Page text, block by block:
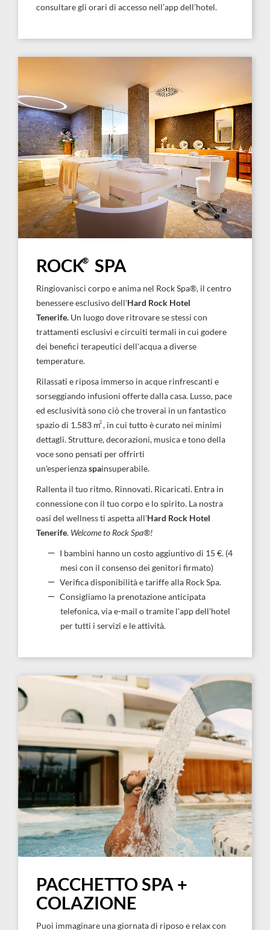
consultare gli orari di accesso nell’app dell’hotel.
ROCK® SPA
Ringiovanisci corpo e anima nel Rock Spa®, il centro
benessere esclusivo dell'Hard Rock Hotel
Tenerife. Un luogo dove ritrovare se stessi con
trattamenti esclusivi e circuiti termali in cui godere
dei benefici terapeutici dell'acqua a diverse
temperature.
Rilassati e riposa immerso in acque rinfrescanti e
sorseggiando infusioni offerte dalla casa. Lusso, pace
ed esclusività sono ciò che troverai in un fantastico
spazio di 1.583 m2 , in cui tutto è curato nei minimi
dettagli. Strutture, decorazioni, musica e tono della
voce sono pensati per offrirti
un'esperienzaspainsuperabile.
Rallenta il tuo ritmo. Rinnovati. Ricaricati. Entra in
connessione con il tuo corpo e lo spirito. La nostra
oasi del wellness ti aspetta all'Hard Rock Hotel
Tenerife. Welcome to Rock Spa®!
I bambini hanno un costo aggiuntivo di 15 €. (4
mesi con il consenso dei genitori firmato)
Verifica disponibilità e tariffe alla Rock Spa.
Consigliamo la prenotazione anticipata
telefonica, via e-mail o tramite l'app dell'hotel
per tutti i servizi e le attività.
PACCHETTO SPA +
COLAZIONE
Puoi immaginare una giornata di riposo e relax con